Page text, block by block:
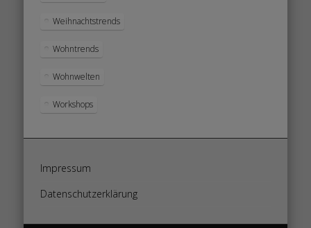
Weihnachtstrends
Wohntrends
Wohnwelten
Workshops
Impressum
Datenschutzerklärung